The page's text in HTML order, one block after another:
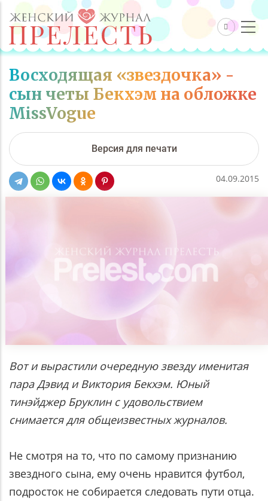
Восходящая «звездочка» -
сын четы Бекхэм на обложке
MissVogue
Версия для печати
04.09.2015
Вот и вырастили очередную звезду именитая
пара Дэвид и Виктория Бекхэм. Юный
тинэйджер Бруклин с удовольствием
снимается для общеизвестных журналов.
Не смотря на то, что по самому признанию
звездного сына, ему очень нравится футбол,
подросток не собирается следовать пути отца.